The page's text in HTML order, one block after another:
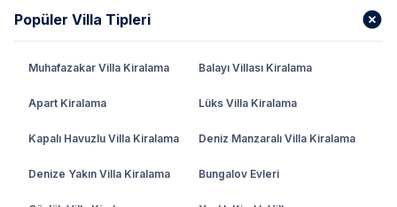
Popüler Villa Tipleri
Muhafazakar Villa Kiralama Balayı Villası Kiralama
Apart Kiralama Lüks Villa Kiralama
Kapalı Havuzlu Villa Kiralama Deniz Manzaralı Villa Kiralama
Denize Yakın Villa Kiralama Bungalov Evleri